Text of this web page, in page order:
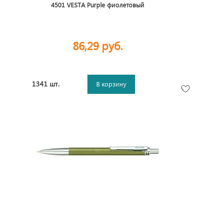
4501 VESTA Purple фиолетовый
86,29 руб.
1341 шт. В корзину